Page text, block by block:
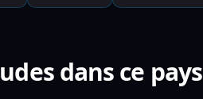
dans ce pays